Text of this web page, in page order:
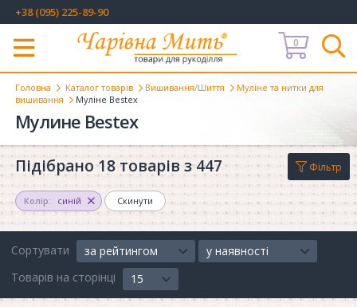
+38 (095) 225-89-90
Меню
0
Головна Каталог товарів Вишивання/Шиття
Муліне та нитки для
вишивання
Муліне Bestex
Мулине Bestex
Підібрано 18 товарів з 447
Колір: синій Скинути
Сортувати за рейтингом
у наявності
Товарів на сторінці
15
Фільтр